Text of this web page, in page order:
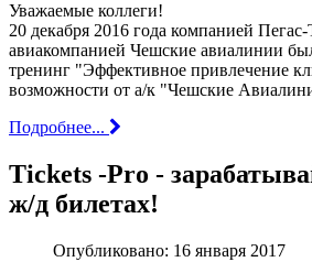
Уважаемые коллеги!
20 декабря 2016 года компанией
авиакомпанией Чешские авиалинии
тренинг "Эффективное привлечение
возможности от а/к "Чешские
Подробнее...
Tickets -Pro -
ж/д билетах!
Опубликовано: 16 января 2017